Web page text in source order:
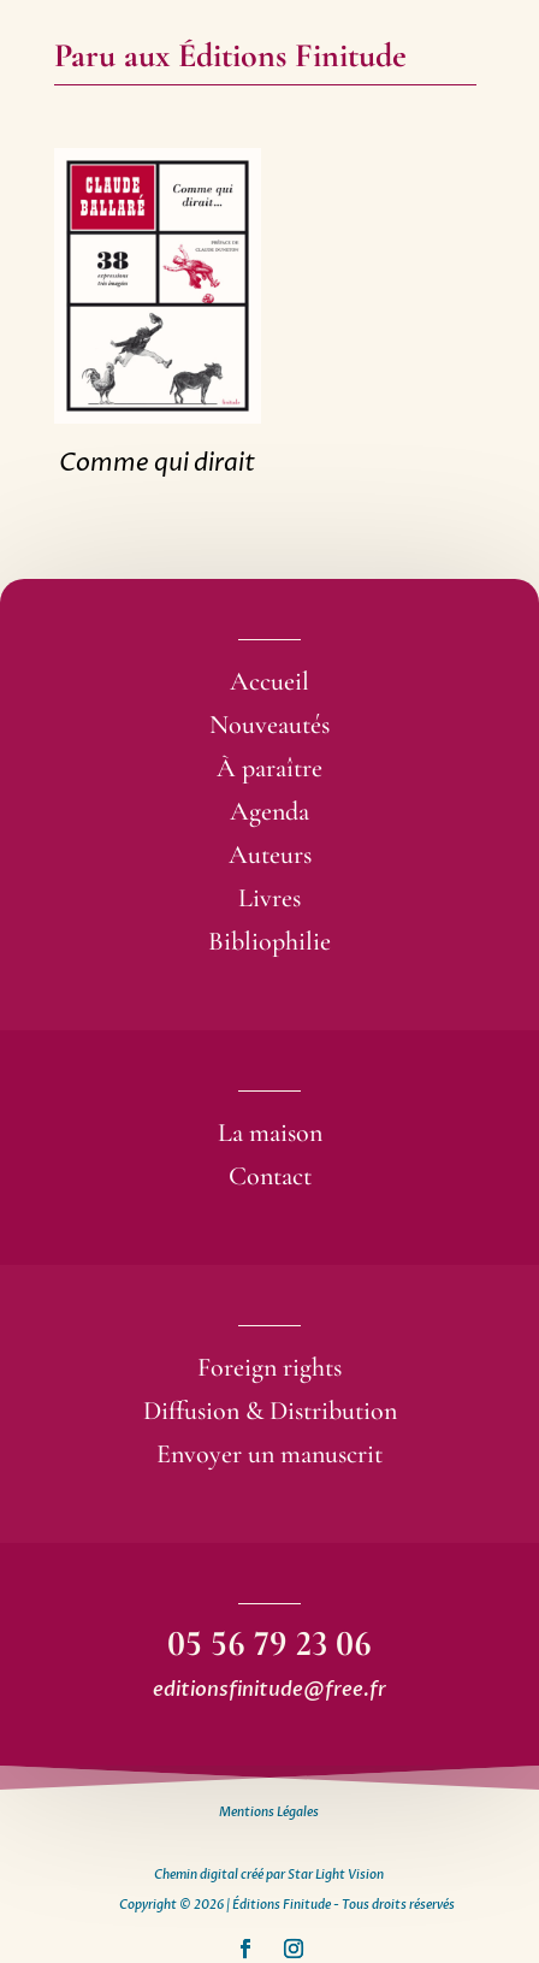
Paru aux Éditions Finitude
Comme qui dirait
Accueil
Nouveautés
À paraître
Agenda
Auteurs
Livres
Bibliophilie
La maison
Contact
Foreign rights
Diffusion & Distribution
Envoyer un manuscrit
05 56 79 23 06
editionsfinitude@free.fr
Mentions Légales
Chemin digital créé par Star Light Vision
Copyright © 2026 | Éditions Finitude - Tous droits réservés